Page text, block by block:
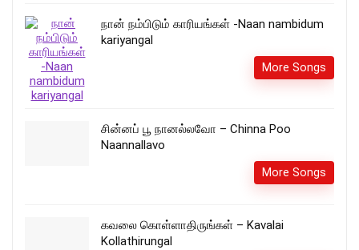
நான் நம்பிடும் காரியங்கள் -Naan nambidum
kariyangal
More Songs
சின்னப் பூ நானல்லவோ – Chinna Poo
Naannallavo
More Songs
கவலை கொள்ளாதிருங்கள் – Kavalai
Kollathirungal